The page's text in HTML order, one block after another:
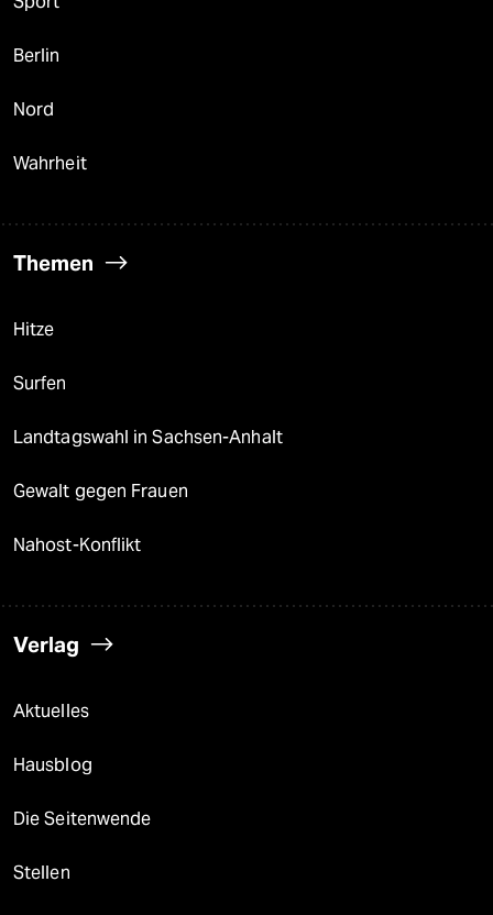
Berlin
Nord
Wahrheit
Themen
Hitze
Surfen
Landtagswahl in Sachsen-Anhalt
Gewalt gegen Frauen
Nahost-Konflikt
Verlag
Aktuelles
Hausblog
Die Seitenwende
Stellen